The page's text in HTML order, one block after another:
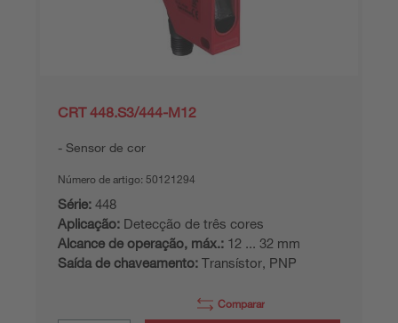
CRT 448.S3/444-M12
Sensor de cor
Número de artigo: 50121294
Série: 448
Aplicação: Detecção de três cores
Alcance de operação, máx.: 12 ... 32 mm
Saída de chaveamento: Transístor, PNP
Comparar